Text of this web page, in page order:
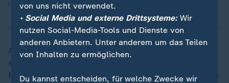
Quelle: ZDF
Auch für Frauen sei der Vorschlag nicht ganz gerecht,
sagt die 20-Jährige, weil "Frauen, die vielleicht in
Mutterschaft oder so gehen, arbeiten dann ja teilweise
von uns nicht verwendet.
• Social Media und externe Drittsysteme:Wir
nutzen Social-Media-Tools und Dienste von
anderen Anbietern. Unter anderem um das Teilen
von Inhalten zu ermöglichen.
Du kannst entscheiden, für welche Zwecke wir